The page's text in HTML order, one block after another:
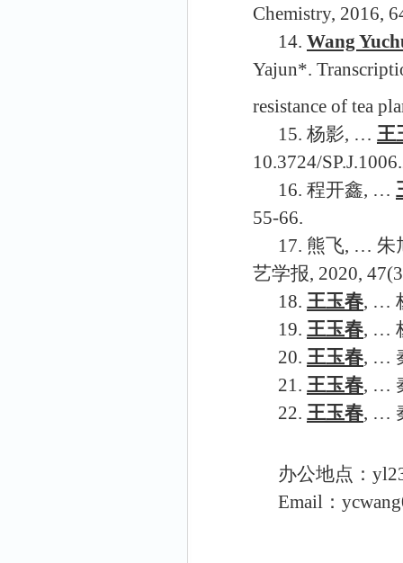
Chemistry, 2016,
14. Wang
Yajun*.
resistance of tea
15. 杨影, … 王
10.3724/
16. 程开鑫, …
55-66.
17. 熊飞, … 朱
艺学报, 2020,
18. 王玉春, …
19. 王玉春, …
20. 王玉春, …
21. 王玉春, …
22. 王玉春, …
办公地点：
Email：